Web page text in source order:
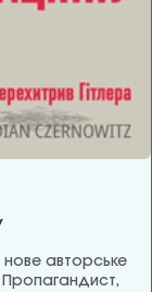
авторське
Пропагандист,